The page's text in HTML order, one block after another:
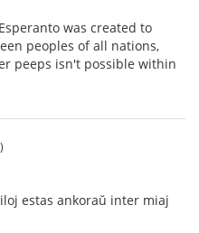
was created to
peoples of all nations,
peeps isn't possible within
)
estas ankoraŭ inter miaj